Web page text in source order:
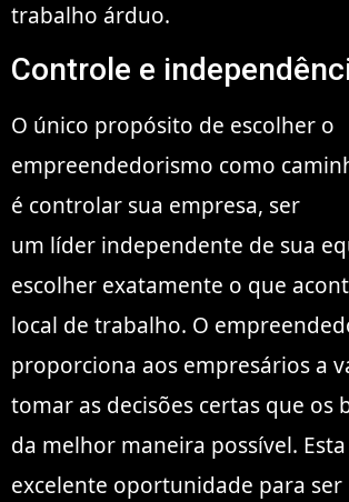
trabalho árduo.
Controle e
O único propósito de escolher o
empreendedorismo como
é controlar sua empresa, ser
um líder independente de sua
escolher exatamente o que
local de trabalho. O
proporciona aos empresários a
tomar as decisões certas que os
da melhor maneira possível.
excelente oportunidade para ser